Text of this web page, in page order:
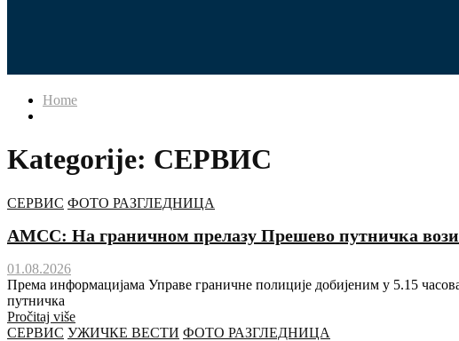
Home
Kategorije: СЕРВИС
СЕРВИС ФОТО РАЗГЛЕДНИЦА
АМСС: На граничном прелазу Прешево путничка
01.08.2026
Према информацијама Управе граничне полиције добијеним у 5.15
путничка
Pročitaj više
СЕРВИС УЖИЧКЕ ВЕСТИ ФОТО РАЗГЛЕДНИЦА